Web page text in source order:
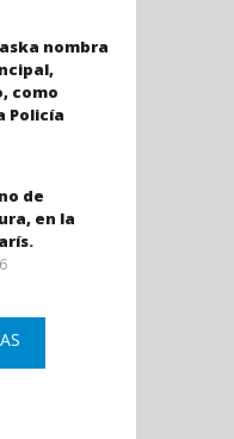
El ministro Marlaska
comisario principal,
nombra
como
Policía
de
en la